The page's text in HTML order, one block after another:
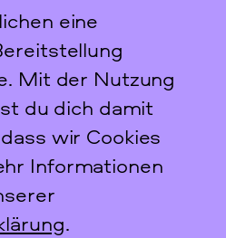
2017 lief unser
Rahmen des Digitalen
(DDF). Ziel des DDF ist
in
zu präsentieren und mit
eine
Mit der Nutzung
du dich damit
wir Cookies
Informationen
.